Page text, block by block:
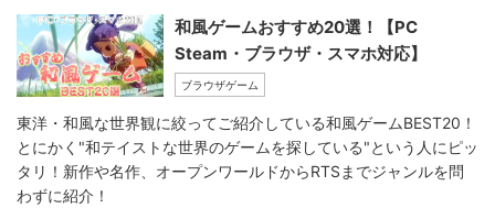
和風ゲームおすすめ20選！【PC
Steam・ブラウザ・スマホ対応】
ブラウザゲーム
東洋・和風な世界観に絞ってご紹介している和風ゲームBEST20！
とにかく"和テイストな世界のゲームを探している"という人にピッ
タリ！新作や名作、オープンワールドからRTSまでジャンルを問
わずに紹介！